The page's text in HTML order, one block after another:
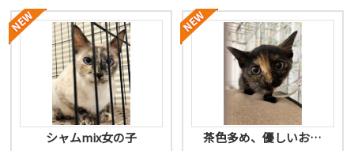
シャムmix女の子 茶色多め、優しいお…